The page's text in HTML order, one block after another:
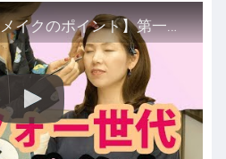
【アラフォー世代のメイクのポイント】第一弾！ゲスト招いてメイクしよう！コーナー